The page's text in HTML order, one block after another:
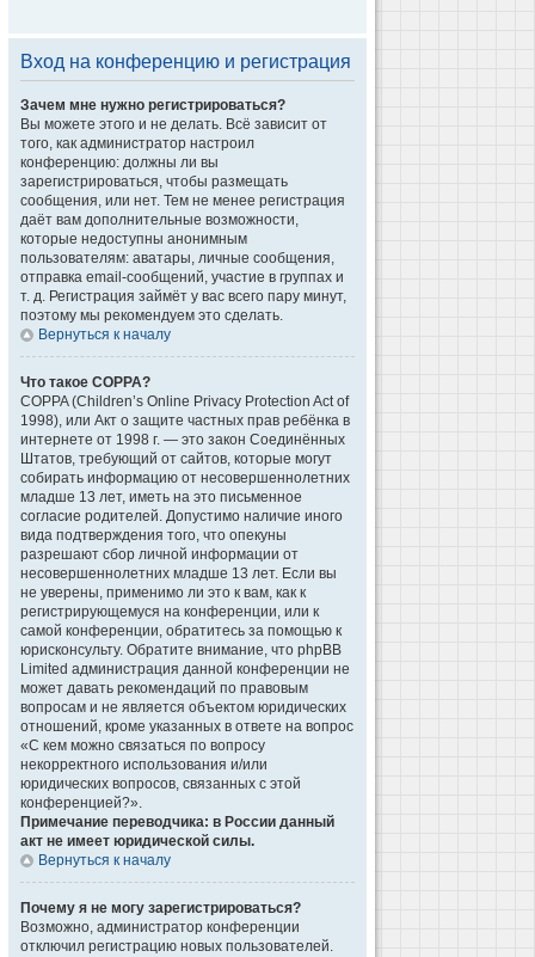
Вход на конференцию и регистрация
Зачем мне нужно регистрироваться?
Вы можете этого и не делать. Всё зависит от
того, как администратор настроил
конференцию: должны ли вы
зарегистрироваться, чтобы размещать
сообщения, или нет. Тем не менее регистрация
даёт вам дополнительные возможности,
которые недоступны анонимным
пользователям: аватары, личные сообщения,
отправка email-сообщений, участие в группах и
т. д. Регистрация займёт у вас всего пару минут,
поэтому мы рекомендуем это сделать.
Вернуться к началу
Что такое COPPA?
COPPA (Children’s Online Privacy Protection Act of
1998), или Акт о защите частных прав ребёнка в
интернете от 1998 г. — это закон Соединённых
Штатов, требующий от сайтов, которые могут
собирать информацию от несовершеннолетних
младше 13 лет, иметь на это письменное
согласие родителей. Допустимо наличие иного
вида подтверждения того, что опекуны
разрешают сбор личной информации от
несовершеннолетних младше 13 лет. Если вы
не уверены, применимо ли это к вам, как к
регистрирующемуся на конференции, или к
самой конференции, обратитесь за помощью к
юрисконсульту. Обратите внимание, что phpBB
Limited администрация данной конференции не
может давать рекомендаций по правовым
вопросам и не является объектом юридических
отношений, кроме указанных в ответе на вопрос
«С кем можно связаться по вопросу
некорректного использования и/или
юридических вопросов, связанных с этой
конференцией?».
Примечание переводчика: в России данный
акт не имеет юридической силы.
Вернуться к началу
Почему я не могу зарегистрироваться?
Возможно, администратор конференции
отключил регистрацию новых пользователей.